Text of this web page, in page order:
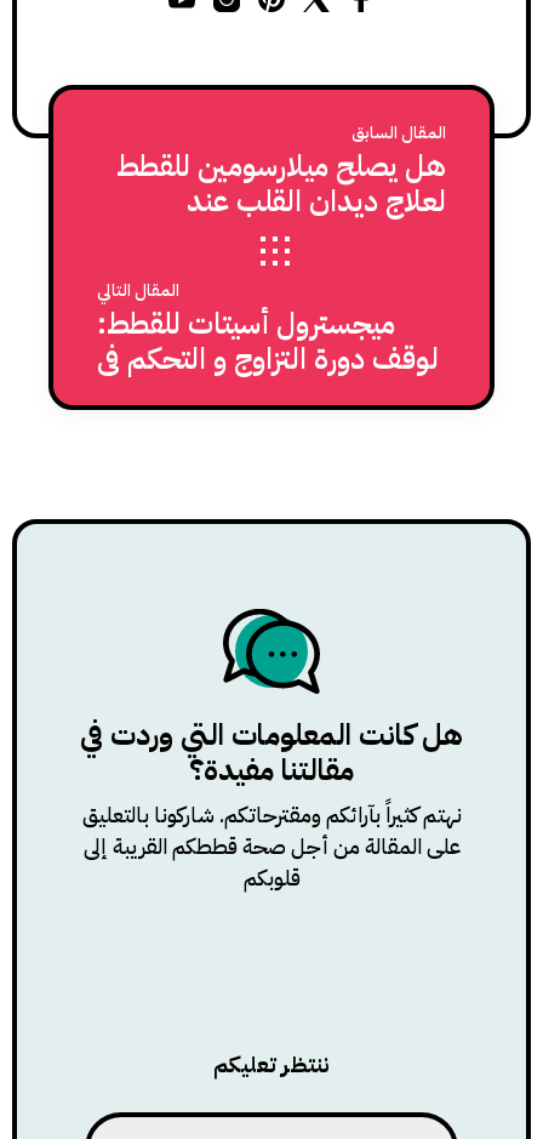
المقال السابق
هل يصلح ميلارسومين للقطط
لعلاج ديدان القلب عند
المقال التالي
ميجسترول أسيتات للقطط:
لوقف دورة التزاوج و التحكم في
بعض السلوكيات المرتبطة
هل كانت المعلومات التي وردت في
مقالتنا مفيدة؟
نهتم كثيراً بآرائكم ومقترحاتكم. شاركونا بالتعليق
على المقالة من أجل صحة قططكم القريبة إلى
قلوبكم
ننتظر تعليكم